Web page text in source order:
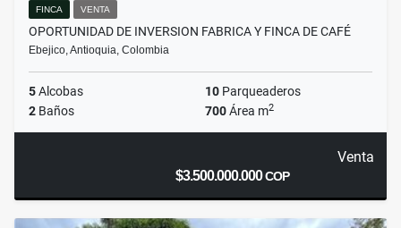
FINCA VENTA
OPORTUNIDAD DE INVERSION FABRICA Y FINCA DE CAFÉ
Ebejico, Antioquia, Colombia
5Alcobas 10 Parqueaderos
2 Baños 700Área m2
Venta
$3.500.000.000COP